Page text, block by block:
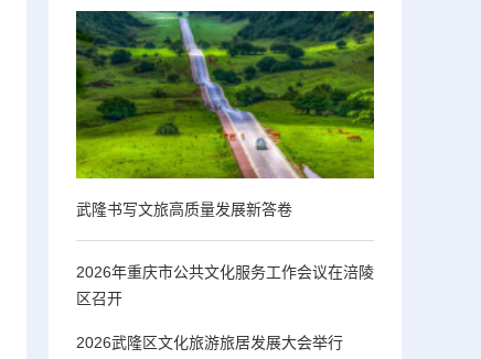
武隆书写文旅高质量发展新答卷
2026年重庆市公共文化服务工作会议在涪陵
区召开
2026武隆区文化旅游旅居发展大会举行